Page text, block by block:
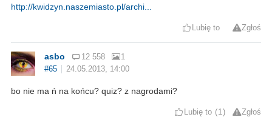
http://kwidzyn.naszemiasto.pl/archi...
Lubię to Zgłoś
asbo 12 558
1
#65
24.05.2013, 14:00
bo nie ma ń na końcu? quiz? z nagrodami?
Lubię to 1 Zgłoś